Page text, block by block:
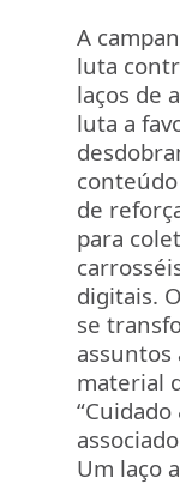
A
luta
laços de
luta a
de
para
digitais.
se
assuntos
material
Um laço